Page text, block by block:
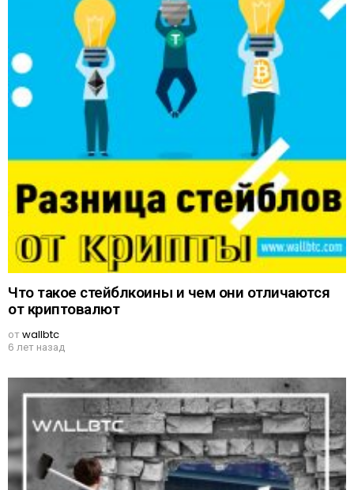
Что такое стейблкоины и чем они отличаются
от криптовалют
отwallbtc
6 лет назад